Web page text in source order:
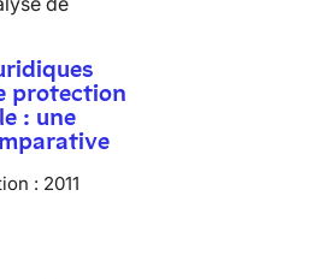
protection
: une
: 2011